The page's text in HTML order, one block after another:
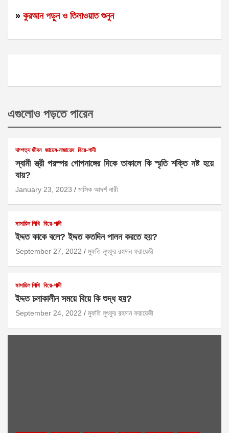
» কুরআন পড়ুন ও তিলাওয়াত শুনুন
এগুলোও পড়তে পারেন
দাম্পত্য জীবন জায়েয-নাজায়েয বিয়ে-শাদী
স্বামী স্ত্রী পরস্পর গোপনাঙ্গের দিকে তাকালে কি স্মৃতি শক্তি নষ্ট হয়ে
যায়?
January 23, 2023 মাসিক আদর্শ নারী
মাসায়িল শিখি বিয়ে-শাদী
ইদ্দত কাকে বলে? ইদ্দত কতদিন পালন করতে হয়?
September 27, 2022 মুফতি লুৎফুর রহমান ফরায়েজী
মাসায়িল শিখি বিয়ে-শাদী
ইদ্দত চলাকালীন সময়ে বিয়ে কি শুদ্ধ হয়?
September 24, 2022 মুফতি লুৎফুর রহমান ফরায়েজী